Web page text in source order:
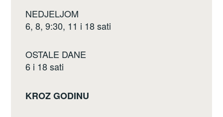
o
k
NEDJELJOM
6, 8, 9:30, 11 i 18 sati
OSTALE DANE
6 i 18 sati
KROZ GODINU